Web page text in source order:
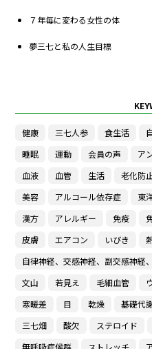
７年毎に変わる女性の体
夢三七と私の人生目標
健康 三七人参 食生活
睡眠
運動 会員の声 ア
血液
血管 生活 老化防
美容
アルコール依存症 東
漢方
アレルギー 免疫
皮膚
エアコン いびき
自律神経、交感神経、副交感神経
文山
若見え 毛細血管
寒暖差
目 乾燥 基礎代
三七畑
酸欠 ステロイド
無呼吸症候群
ストレッチ